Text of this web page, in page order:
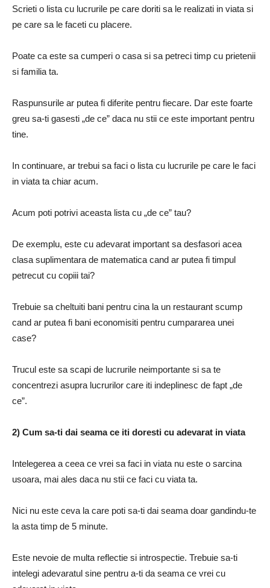
Scrieti o lista cu lucrurile pe care doriti sa le realizati in viata si
pe care sa le faceti cu placere.
Poate ca este sa cumperi o casa si sa petreci timp cu prietenii
si familia ta.
Raspunsurile ar putea fi diferite pentru fiecare. Dar este foarte
greu sa-ti gasesti „de ce” daca nu stii ce este important pentru
tine.
In continuare, ar trebui sa faci o lista cu lucrurile pe care le faci
in viata ta chiar acum.
Acum poti potrivi aceasta lista cu „de ce” tau?
De exemplu, este cu adevarat important sa desfasori acea
clasa suplimentara de matematica cand ar putea fi timpul
petrecut cu copiii tai?
Trebuie sa cheltuiti bani pentru cina la un restaurant scump
cand ar putea fi bani economisiti pentru cumpararea unei
case?
Trucul este sa scapi de lucrurile neimportante si sa te
concentrezi asupra lucrurilor care iti indeplinesc de fapt „de
ce”.
2) Cum sa-ti dai seama ce iti doresti cu adevarat in viata
Intelegerea a ceea ce vrei sa faci in viata nu este o sarcina
usoara, mai ales daca nu stii ce faci cu viata ta.
Nici nu este ceva la care poti sa-ti dai seama doar gandindu-te
la asta timp de 5 minute.
Este nevoie de multa reflectie si introspectie. Trebuie sa-ti
intelegi adevaratul sine pentru a-ti da seama ce vrei cu